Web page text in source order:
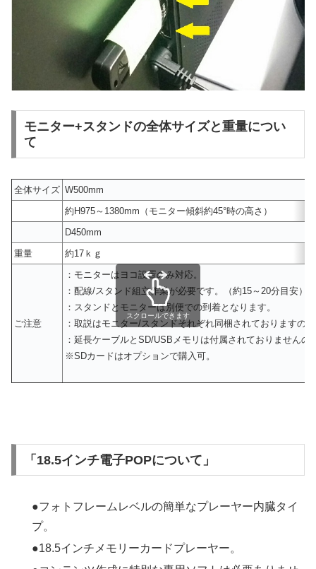
モニター+スタンドの全体サイズと重量につい
て
全体サイズ W500mm
約H975～1380mm（モニター傾斜約45°時の高さ）
D450mm
重量
約17ｋｇ
ご注意
：モニターはヨコ設置のみ対応。
：配線/スタンド組立作業が必要です。（約15～20分目安）
：スタンドとモニターは別便での到着となります。
：取説はモニター/スタンドそれぞれ同梱されておりますの
：延長ケーブルとSD/USBメモリは付属されておりません
※SDカードはオプションで購入可。
スクロールできます
「18.5インチ電子POPについて」
●フォトフレームレベルの簡単なプレーヤー内臓タイ
プ。
●18.5インチメモリーカードプレーヤー。